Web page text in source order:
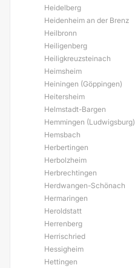
Heidelberg
Heidenheim an der Brenz
Heilbronn
Heiligenberg
Heiligkreuzsteinach
Heimsheim
Heiningen (Göppingen)
Heitersheim
Helmstadt-Bargen
Hemmingen (Ludwigsburg)
Hemsbach
Herbertingen
Herbolzheim
Herbrechtingen
Herdwangen-Schönach
Hermaringen
Heroldstatt
Herrenberg
Herrischried
Hessigheim
Hettingen